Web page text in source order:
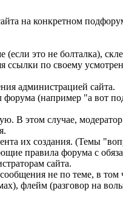
на конкретном
это не болталка),
по своему
администрацией сайта.
(например "а вот
В этом случае,
их создания. (Темы
правила форума с
сайта.
не по теме, в том
флейм (разговор на